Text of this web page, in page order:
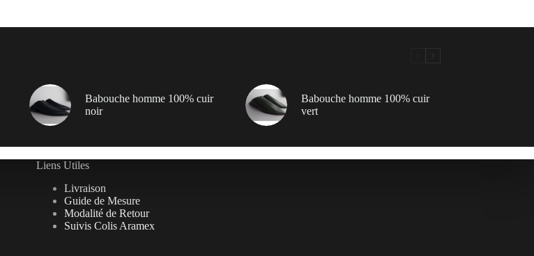
Babouche homme 100% cuir
noir
Babouche homme 100% cuir
vert
Liens Utiles
Livraison
Guide de Mesure
Modalité de Retour
Suivis Colis Aramex